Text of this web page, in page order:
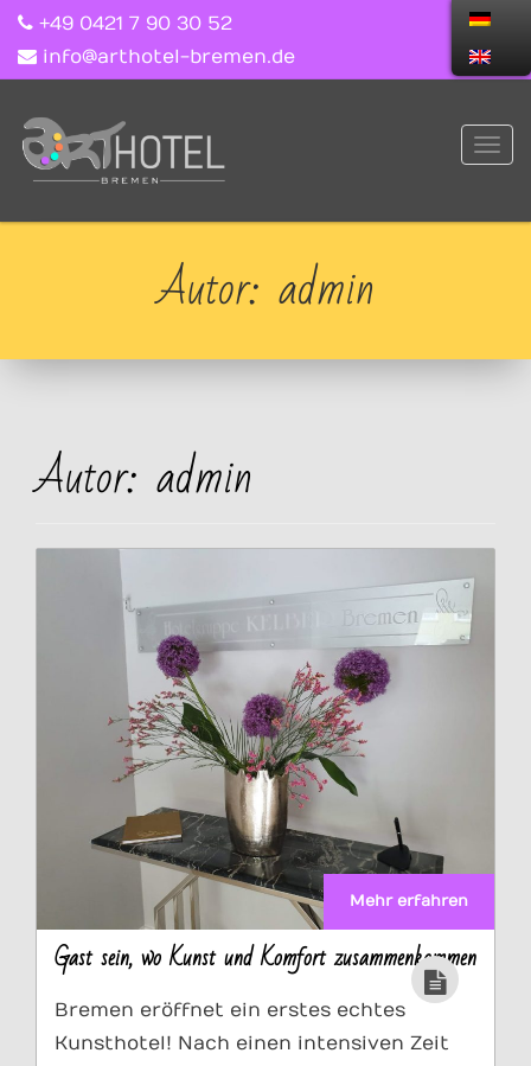
+49 0421 7 90 30 52
info@arthotel-bremen.de
Autor: admin
Autor: admin
Mehr erfahren
Gast sein, wo Kunst und Komfort zusammenkommen
Bremen eröffnet ein erstes echtes
Kunsthotel! Nach einen intensiven Zeit